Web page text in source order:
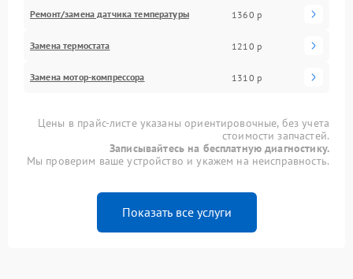
Ремонт/замена датчика температуры 1360 р
Замена термостата 1210 р
Замена мотор-компрессора 1310 р
Цены в прайс-листе указаны ориентировочные, без учета
стоимости запчастей.
Записывайтесь на бесплатную диагностику.
Мы проверим ваше устройство и укажем на неисправность.
Показать все услуги